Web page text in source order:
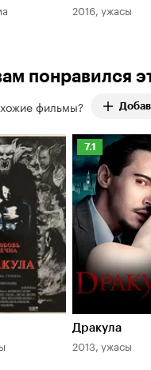
2016, ужасы
понравился
фильмы?
Рейтинг
Кинопоиска
7.1
7.1
Дракула
2013, ужасы